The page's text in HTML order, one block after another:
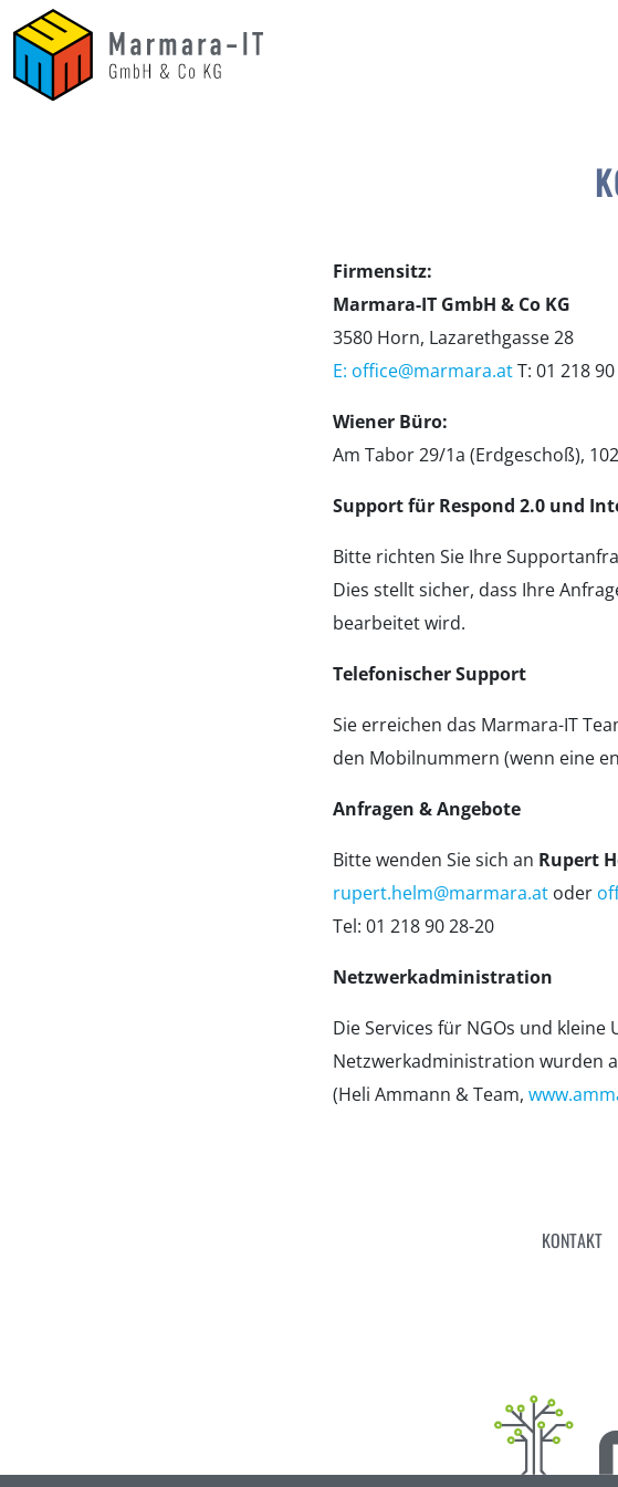
Firmensitz:
Marmara-IT GmbH & Co KG
3580 Horn, Lazarethgasse 28
E: office@marmara.atT: 01 218
Wiener Büro:
Am Tabor 29/1a (Erdgeschoß),
Support für Respond 2.0 und
Bitte richten Sie Ihre
Dies stellt sicher, dass Ihre
bearbeitet wird.
Telefonischer Support
Sie erreichen das Marmara-IT
den Mobilnummern (wenn eine
Anfragen & Angebote
Bitte wenden Sie sich an Rupert
rupert.helm@marmara.atoder
Tel: 01 218 90 28-20
Netzwerkadministration
Die Services für NGOs und
Netzwerkadministration wurden
(Heli Ammann & Team,
KONTAKT